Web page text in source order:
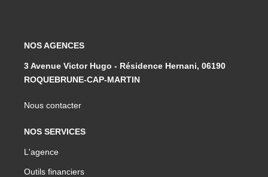
NOS AGENCES
3 Avenue Victor Hugo - Résidence Hernani, 06190
ROQUEBRUNE-CAP-MARTIN
Nous contacter
NOS SERVICES
L'agence
Outils financiers